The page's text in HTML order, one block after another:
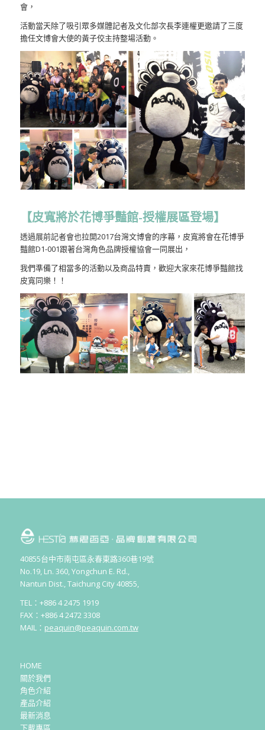
會，
活動當天除了吸引眾多媒體記者及文化部次長李連權更邀請了三度
擔任文博會大使的黃子佼主持整場活動。
【皮寬將於花博爭豔館-授權展區登場】
透過展前記者會也拉開2017台灣文博會的序幕，皮寬將會在花博爭
豔館D1-001跟著台灣角色品牌授權協會一同展出，
我們準備了相當多的活動以及商品特賣，歡迎大家來花博爭豔館找
皮寬同樂！！
40855台中市南屯區永春東路360巷19號
No.19, Ln. 360, Yongchun E. Rd.,
Nantun Dist., Taichung City 40855,
TEL：+886 4 2475 1919
FAX：+886 4 2472 3308
MAIL： peaquin@peaquin.com.tw
HOME
關於我們
角色介紹
產品介紹
最新消息
下載專區